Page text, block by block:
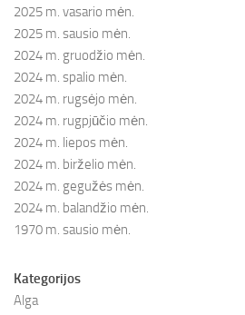
2025 m. vasario mėn.
2025 m. sausio mėn.
2024 m. gruodžio mėn.
2024 m. spalio mėn.
2024 m. rugsėjo mėn.
2024 m. rugpjūčio mėn.
2024 m. liepos mėn.
2024 m. birželio mėn.
2024 m. gegužės mėn.
2024 m. balandžio mėn.
1970 m. sausio mėn.
Kategorijos
Alga